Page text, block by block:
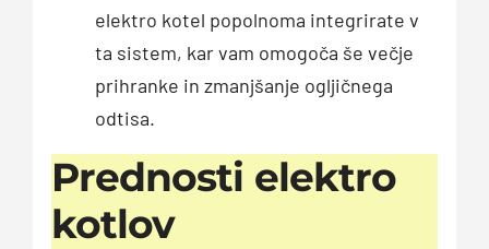
elektro kotel popolnoma integrirate v
ta sistem, kar vam omogoča še večje
prihranke in zmanjšanje ogljičnega
odtisa.
Prednosti elektro
kotlov